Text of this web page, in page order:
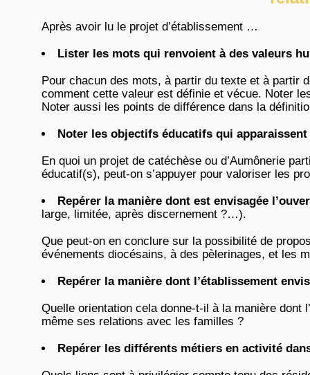
Après avoir lu le projet d’établissement …
Lister les mots qui renvoient à des valeurs
Pour chacun des mots, à partir du texte et à partir
comment cette valeur est définie et vécue. Noter
Noter aussi les points de différence dans la
Noter les objectifs éducatifs qui
En quoi un projet de catéchèse ou d’Aumônerie
éducatif(s), peut-on s’appuyer pour valoriser les
Repérer la manière dont est envisagée
large, limitée, après discernement ?…).
Que peut-on en conclure sur la possibilité de
événements diocésains, à des pèlerinages, et les
Repérer la manière dont l’établissement
Quelle orientation cela donne-t-il à la manière dont
même ses relations avec les familles ?
Repérer les différents métiers en activité